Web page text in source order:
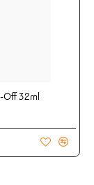
Off 32ml